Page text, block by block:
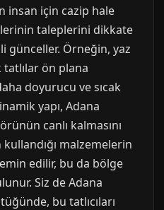
insan için cazip hale
taleplerini dikkate
günceller. Örneğin, yaz
ön plana
doyurucu ve sıcak
yapı, Adana
canlı kalmasını
kullandığı malzemelerin
edilir, bu da bölge
Siz de Adana
bu tatlıcıları